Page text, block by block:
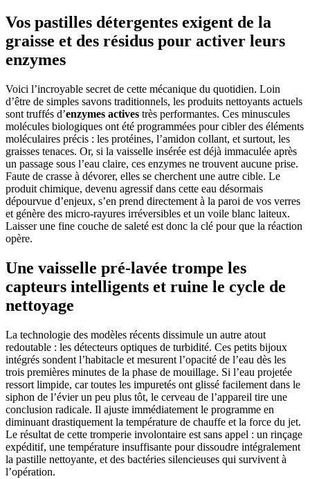
Vos pastilles détergentes exigent de la
graisse et des résidus pour activer leurs
enzymes
Voici l’incroyable secret de cette mécanique du quotidien. Loin
d’être de simples savons traditionnels, les produits nettoyants actuels
sont truffés d’enzymes actives très performantes. Ces minuscules
molécules biologiques ont été programmées pour cibler des éléments
moléculaires précis : les protéines, l’amidon collant, et surtout, les
graisses tenaces. Or, si la vaisselle insérée est déjà immaculée après
un passage sous l’eau claire, ces enzymes ne trouvent aucune prise.
Faute de crasse à dévorer, elles se cherchent une autre cible. Le
produit chimique, devenu agressif dans cette eau désormais
dépourvue d’enjeux, s’en prend directement à la paroi de vos verres
et génère des micro-rayures irréversibles et un voile blanc laiteux.
Laisser une fine couche de saleté est donc la clé pour que la réaction
opère.
Une vaisselle pré-lavée trompe les
capteurs intelligents et ruine le cycle de
nettoyage
La technologie des modèles récents dissimule un autre atout
redoutable : les détecteurs optiques de turbidité. Ces petits bijoux
intégrés sondent l’habitacle et mesurent l’opacité de l’eau dès les
trois premières minutes de la phase de mouillage. Si l’eau projetée
ressort limpide, car toutes les impuretés ont glissé facilement dans le
siphon de l’évier un peu plus tôt, le cerveau de l’appareil tire une
conclusion radicale. Il ajuste immédiatement le programme en
diminuant drastiquement la température de chauffe et la force du jet.
Le résultat de cette tromperie involontaire est sans appel : un rinçage
expéditif, une température insuffisante pour dissoudre intégralement
la pastille nettoyante, et des bactéries silencieuses qui survivent à
l’opération.